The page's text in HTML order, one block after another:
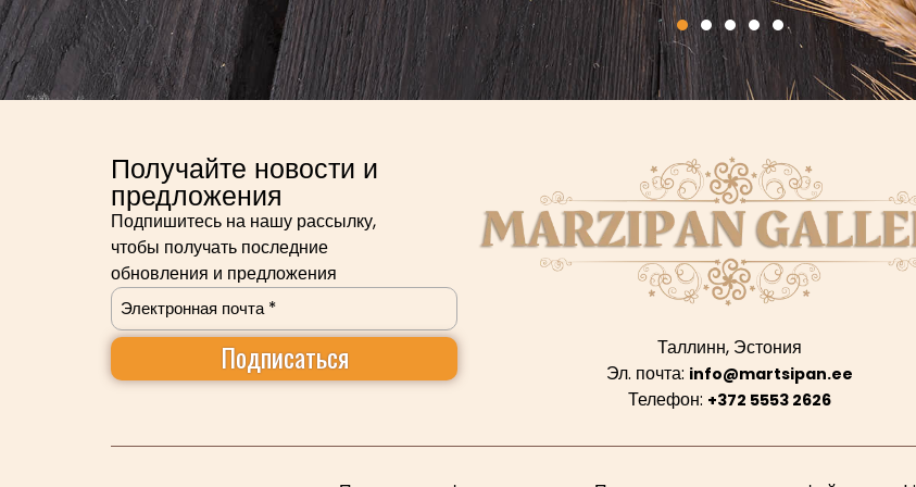
Получайте новости и
предложения
Подпишитесь на нашу рассылку,
чтобы получать последние
обновления и предложения
Электронная
почта
Таллинн, Эстония
Эл. почта: info@martsipan.ee
Телефон: +372 5553 2626